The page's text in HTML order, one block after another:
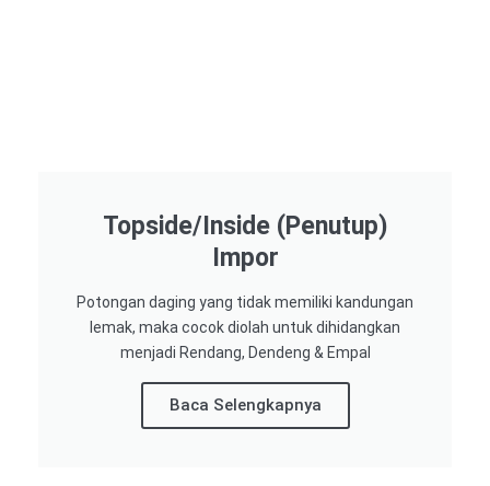
Topside/Inside (Penutup)
Impor​
Potongan daging yang tidak memiliki kandungan
lemak, maka cocok diolah untuk dihidangkan
menjadi Rendang, Dendeng & Empal
Baca Selengkapnya